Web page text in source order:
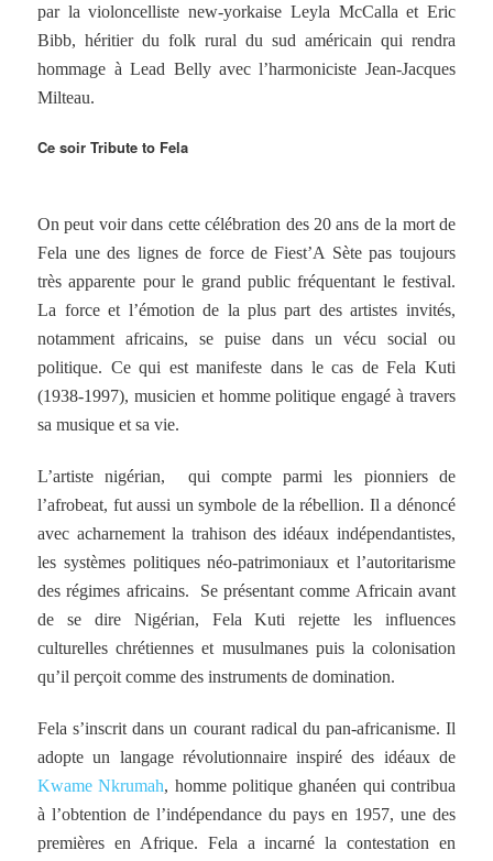
par la violoncelliste new-yorkaise Leyla McCalla et Eric
Bibb, héritier du folk rural du sud américain qui rendra
hommage à Lead Belly avec l’harmoniciste Jean-Jacques
Milteau.
Ce soir Tribute to Fela
On peut voir dans cette célébration des 20 ans de la mort de
Fela une des lignes de force de Fiest’A Sète pas toujours
très apparente pour le grand public fréquentant le festival.
La force et l’émotion de la plus part des artistes invités,
notamment africains, se puise dans un vécu social ou
politique. Ce qui est manifeste dans le cas de Fela Kuti
(1938-1997), musicien et homme politique engagé à travers
sa musique et sa vie.
L’artiste nigérian, qui compte parmi les pionniers de
l’afrobeat, fut aussi un symbole de la rébellion. Il a dénoncé
avec acharnement la trahison des idéaux indépendantistes,
les systèmes politiques néo-patrimoniaux et l’autoritarisme
des régimes africains. Se présentant comme Africain avant
de se dire Nigérian, Fela Kuti rejette les influences
culturelles chrétiennes et musulmanes puis la colonisation
qu’il perçoit comme des instruments de domination.
Fela s’inscrit dans un courant radical du pan-africanisme. Il
adopte un langage révolutionnaire inspiré des idéaux de
Kwame Nkrumah, homme politique ghanéen qui contribua
à l’obtention de l’indépendance du pays en 1957, une des
premières en Afrique. Fela a incarné la contestation en